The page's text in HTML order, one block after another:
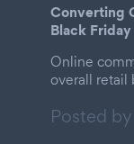
Converting
Black
Online
overall retail
Posted